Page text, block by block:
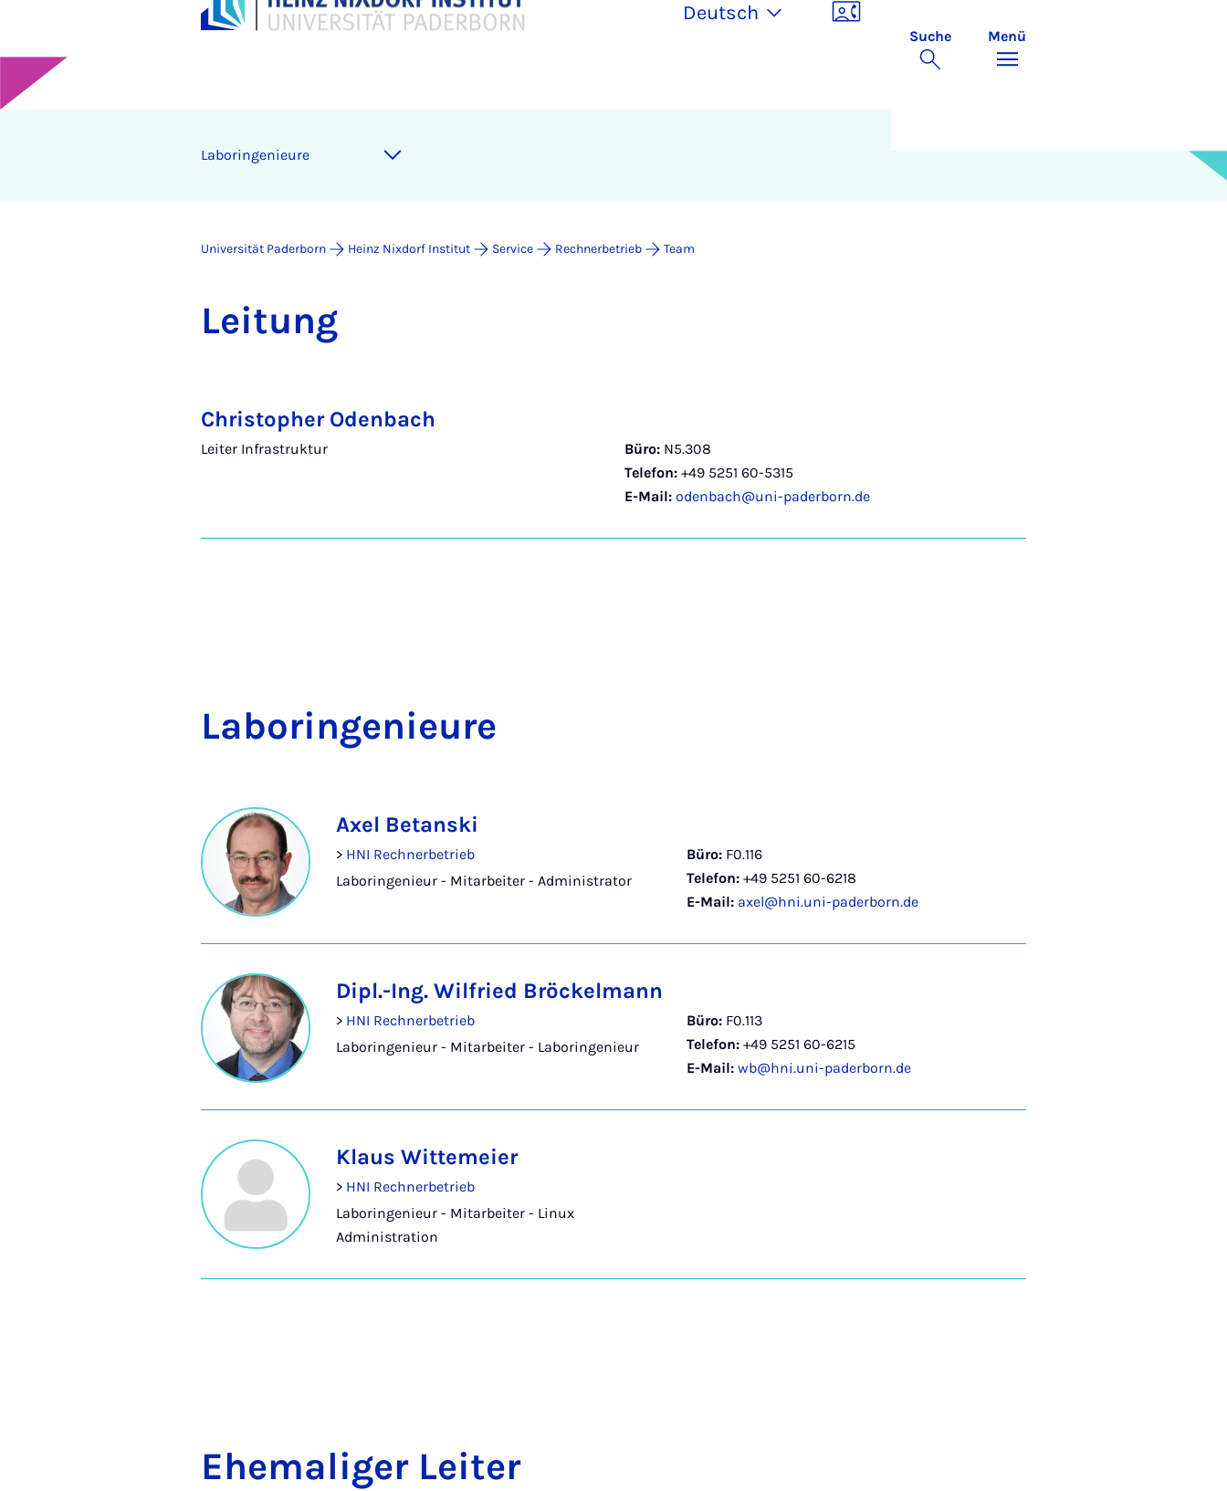
Deutsch
Suche Menü
La­bo­r­in­ge­ni­eu­re
Universität Paderborn Heinz Nixdorf Institut Service Rechnerbetrieb Team
Lei­tung
Christopher Odenbach
Leiter Infrastruktur Büro: N5.308
Telefon: +49 5251 60-5315
E-Mail: odenbach@uni-paderborn.de
La­bo­r­in­ge­ni­eu­re
Axel Betanski
> HNI Rechnerbetrieb
Laboringenieur - Mitarbeiter - Administrator
Büro: F0.116
Telefon: +49 5251 60-6218
E-Mail: axel@hni.uni-paderborn.de
Dipl.-Ing. Wilfried Bröckelmann
> HNI Rechnerbetrieb
Laboringenieur - Mitarbeiter - Laboringenieur
Büro: F0.113
Telefon: +49 5251 60-6215
E-Mail: wb@hni.uni-paderborn.de
Klaus Wittemeier
> HNI Rechnerbetrieb
Laboringenieur - Mitarbeiter - Linux
Administration
Ehe­ma­li­ger Lei­ter